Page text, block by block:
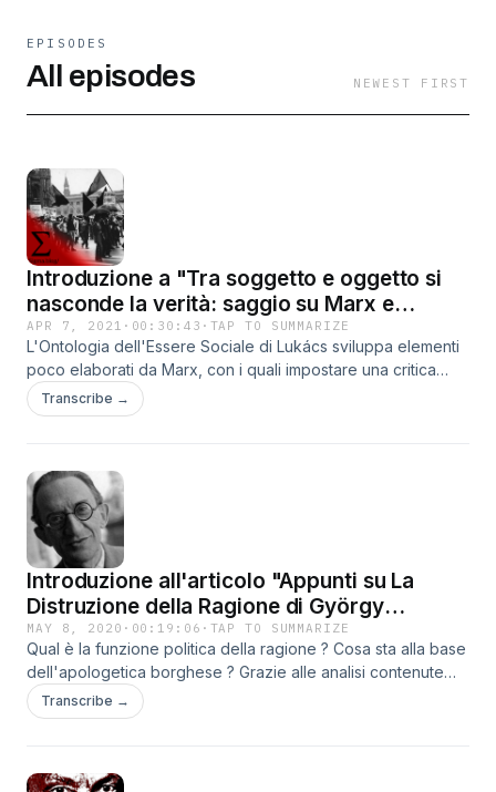
EPISODES
All episodes NEWEST FIRST
Introduzione a "Tra soggetto e oggetto si
nasconde la verità: saggio su Marx e
Lukács"
APR 7, 2021 · 00:30:43 · TAP TO SUMMARIZE
L'Ontologia dell'Essere Sociale di Lukács sviluppa elementi
poco elaborati da Marx, con i quali impostare una critica
comunista più completa. In particolare, ci fornisce molti
strumenti per ampliarne la comprensione dell'attività dei
contenuti dell'articolo.
Transcribe →
Introduzione all'articolo "Appunti su La
Distruzione della Ragione di György
Lukács"
MAY 8, 2020 · 00:19:06 · TAP TO SUMMARIZE
Qual è la funzione politica della ragione ? Cosa sta alla base
dell'apologetica borghese ? Grazie alle analisi contenute
nel libro "La Distruzione della Ragione" di György Lukács,
possiamo studiare l'ideologia borghese e i mezzi di cui si è
comunista, al fine di riuscire a connettersi a fondo con le
Transcribe →